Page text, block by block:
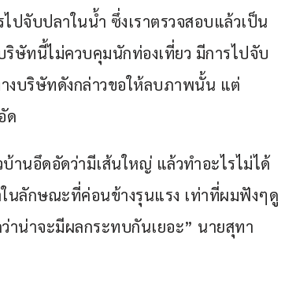
ปจับปลาในน้ำ ซึ่งเราตรวจสอบแล้วเป็น
ษัทนี้ไม่ควบคุมนักท่องเที่ยว มีการไปจับ
งบริษัทดังกล่าวขอให้ลบภาพนั้น แต่
ด
านอึดอัดว่ามีเส้นใหญ่ แล้วทำอะไรไม่ได้
นลักษณะที่ค่อนข้างรุนแรง เท่าที่ผมฟังๆดู
าน่าจะมีผลกระทบกันเยอะ” นายสุทา